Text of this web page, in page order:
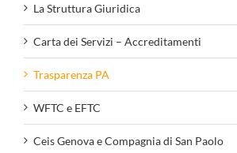
La Struttura Giuridica
Carta dei Servizi – Accreditamenti
Trasparenza PA
WFTC e EFTC
Ceis Genova e Compagnia di San Paolo